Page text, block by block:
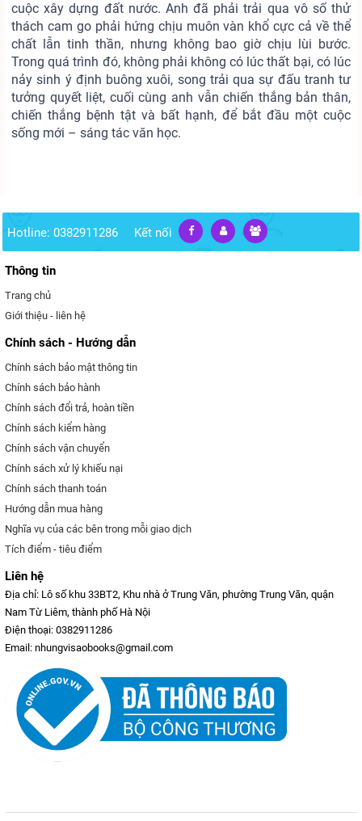
cuộc xây dựng đất nước. Anh đã phải trải qua vô số thử
thách cam go phải hứng chịu muôn vàn khổ cực cả về thể
chất lẫn tinh thần, nhưng không bao giờ chịu lùi bước.
Trong quá trình đó, không phải không có lúc thất bại, có lúc
nảy sinh ý định buông xuôi, song trải qua sự đấu tranh tư
tưởng quyết liệt, cuối cùng anh vẫn chiến thắng bản thân,
chiến thắng bệnh tật và bất hạnh, để bắt đầu một cuộc
sống mới – sáng tác văn học.
Hotline: 0382911286 Kết nối
Thông tin
Trang chủ
Giới thiệu - liên hệ
Chính sách - Hướng dẫn
Chính sách bảo mật thông tin
Chính sách bảo hành
Chính sách đổi trả, hoàn tiền
Chính sách kiểm hàng
Chính sách vận chuyển
Chính sách xử lý khiếu nại
Chính sách thanh toán
Hướng dẫn mua hàng
Nghĩa vụ của các bên trong mỗi giao dịch
Tích điểm - tiêu điểm
Liên hệ
Địa chỉ: Lô số khu 33BT2, Khu nhà ở Trung Văn, phường Trung Văn, quận
Nam Từ Liêm, thành phố Hà Nội
Điện thoại: 0382911286
Email: nhungvisaobooks@gmail.com